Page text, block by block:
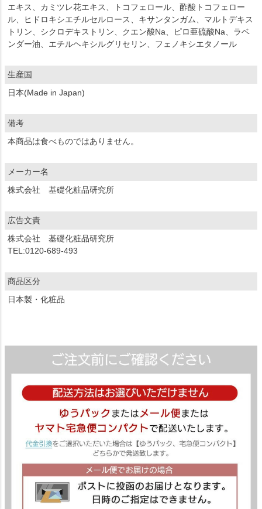
エキス、カミツレ花エキス、トコフェロール、酢酸トコフェロー
ル、ヒドロキシエチルセルロース、キサンタンガム、マルトデキス
トリン、シクロデキストリン、クエン酸Na、ピロ亜硫酸Na、ラベ
ンダー油、エチルヘキシルグリセリン、フェノキシエタノール
生産国
日本(Made in Japan)
備考
本商品は食べものではありません。
メーカー名
株式会社 基礎化粧品研究所
広告文責
株式会社 基礎化粧品研究所
TEL:0120-689-493
商品区分
日本製・化粧品